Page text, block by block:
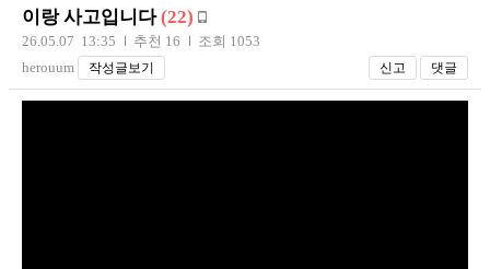
이랑 사고입니다 (22)
26.05.07 13:35 추천 16
조회 1053
herouum
작성글보기 신고 댓글